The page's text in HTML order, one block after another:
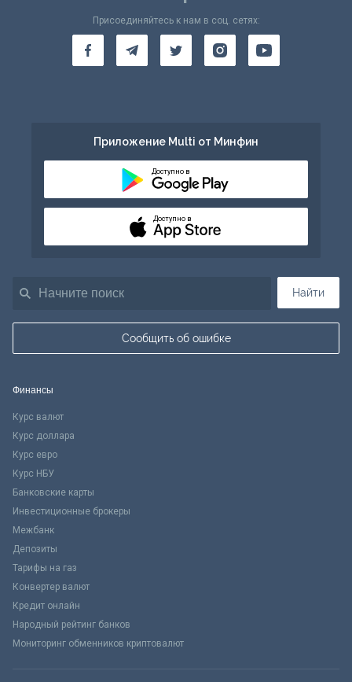
Найти
Сообщить об ошибке
Присоединяйтесь к нам в соц. сетях:
Приложение Multi от Минфин
Доступно в
Доступно в
Финансы
Курс валют
Курс доллара
Курс евро
Курс НБУ
Банковские карты
Инвестиционные брокеры
Межбанк
Депозиты
Тарифы на газ
Конвертер валют
Кредит онлайн
Народный рейтинг банков
Мониторинг обменников криптовалют